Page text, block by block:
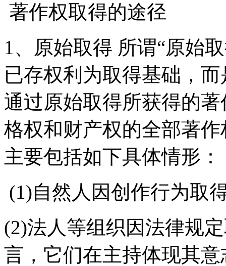
著作权取得的途径
1、原始取得 所谓“原始
已存权利为取得基础，
通过原始取得所获得的
格权和财产权的全部著
主要包括如下具体情形：
(1)自然人因创作行为取
(2)法人等组织因法律规
言，它们在主持体现其